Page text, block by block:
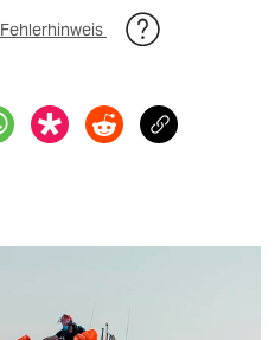
Fehlerhinweis